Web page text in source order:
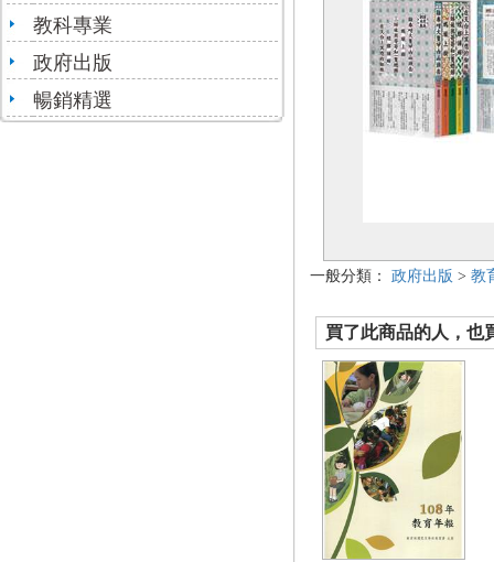
教科專業
政府出版
暢銷精選
一般分類： 政府出版 > 教
買了此商品的人，也